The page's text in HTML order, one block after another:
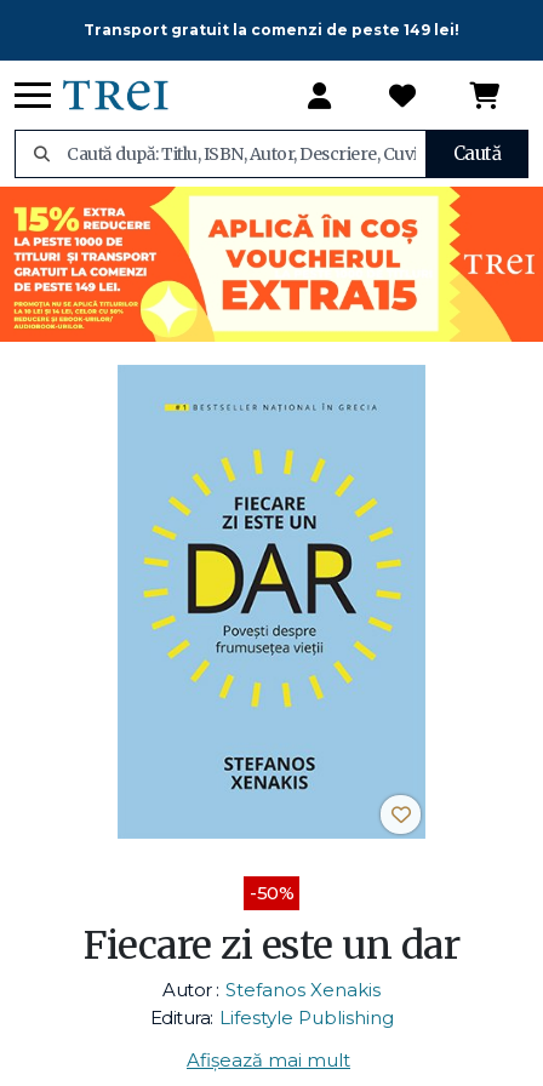
Transport gratuit la comenzi de peste 149 lei!
Caută
-50%
Fiecare zi este un dar
Autor : Stefanos Xenakis
Editura: Lifestyle Publishing
Afișează mai mult